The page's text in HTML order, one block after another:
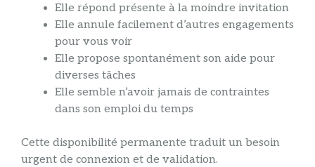
Elle répond présente à la moindre invitation
Elle annule facilement d’autres engagements
pour vous voir
Elle propose spontanément son aide pour
diverses tâches
Elle semble n’avoir jamais de contraintes
dans son emploi du temps
Cette disponibilité permanente traduit un besoin
urgent de connexion et de validation.